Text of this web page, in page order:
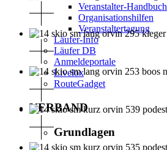
Veranstalter-Handbuch
Organisationshilfen
Veranstaltertagung
Läufer-Info
Läufer DB
Anmeldeportale
Livelox
RouteGadget
VERBAND
Grundlagen